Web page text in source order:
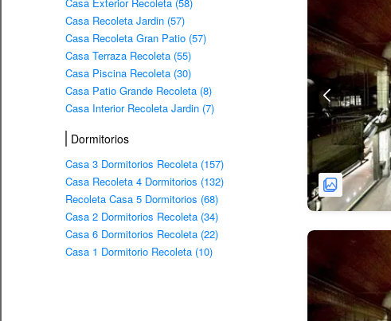
Casa Recoleta Jardin (57)
Casa Recoleta Gran Patio (57)
Casa Terraza Recoleta (55)
Casa Piscina Recoleta (30)
Casa Patio Grande Recoleta (8)
Casa Interior Recoleta Jardin (7)
Dormitorios
Casa 3 Dormitorios Recoleta (157)
Casa Recoleta 4 Dormitorios (132)
Recoleta Casa 5 Dormitorios (68)
Casa 2 Dormitorios Recoleta (34)
Casa 6 Dormitorios Recoleta (22)
Casa 1 Dormitorio Recoleta (10)